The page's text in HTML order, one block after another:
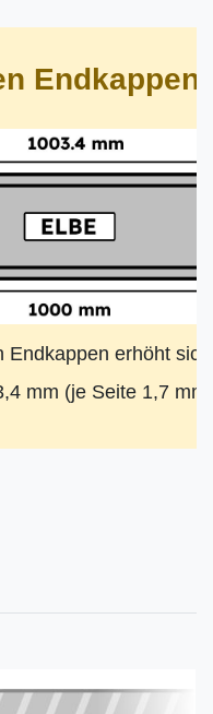
Endkappen:
Endkappen erhöht
mm (je Seite 1,7